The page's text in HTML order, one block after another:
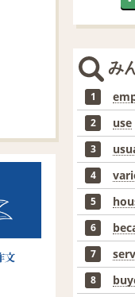
み
1
2 use
3
4
5
6
7
8